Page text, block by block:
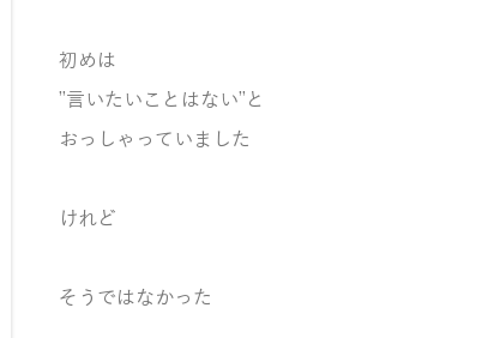
初めは
”言いたいことはない”と
おっしゃっていました
けれど
そうではなかった